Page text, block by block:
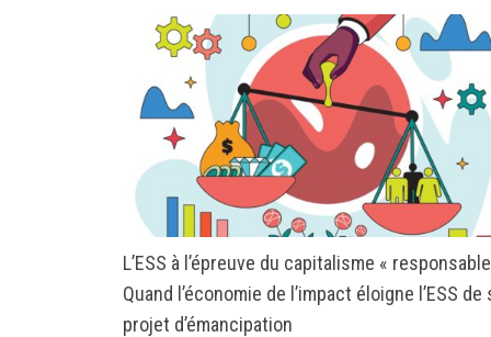
L’ESS à l’épreuve du capitalisme «
Quand l’économie de l’impact éloigne l’ESS de
projet d’émancipation